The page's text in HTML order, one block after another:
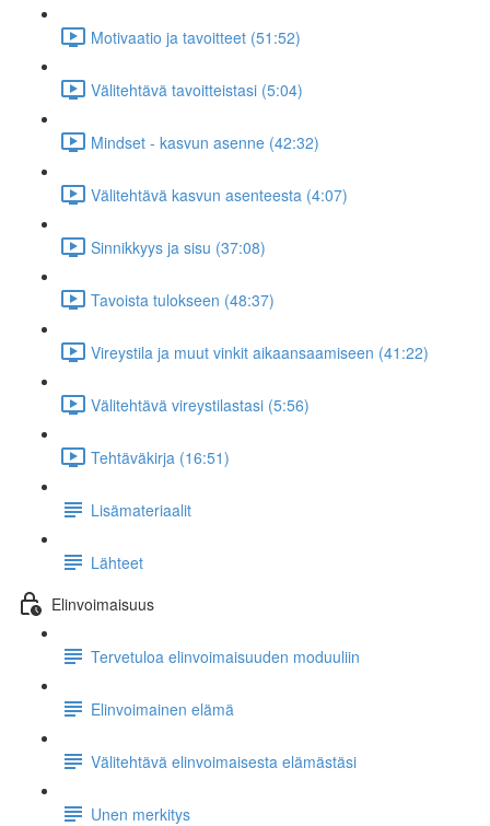
Motivaatio ja tavoitteet (51:52)
Välitehtävä tavoitteistasi (5:04)
Mindset - kasvun asenne (42:32)
Välitehtävä kasvun asenteesta (4:07)
Sinnikkyys ja sisu (37:08)
Tavoista tulokseen (48:37)
Vireystila ja muut vinkit aikaansaamiseen (41:22)
Välitehtävä vireystilastasi (5:56)
Tehtäväkirja (16:51)
Lisämateriaalit
Lähteet
Elinvoimaisuus
Tervetuloa elinvoimaisuuden moduuliin
Elinvoimainen elämä
Välitehtävä elinvoimaisesta elämästäsi
Unen merkitys